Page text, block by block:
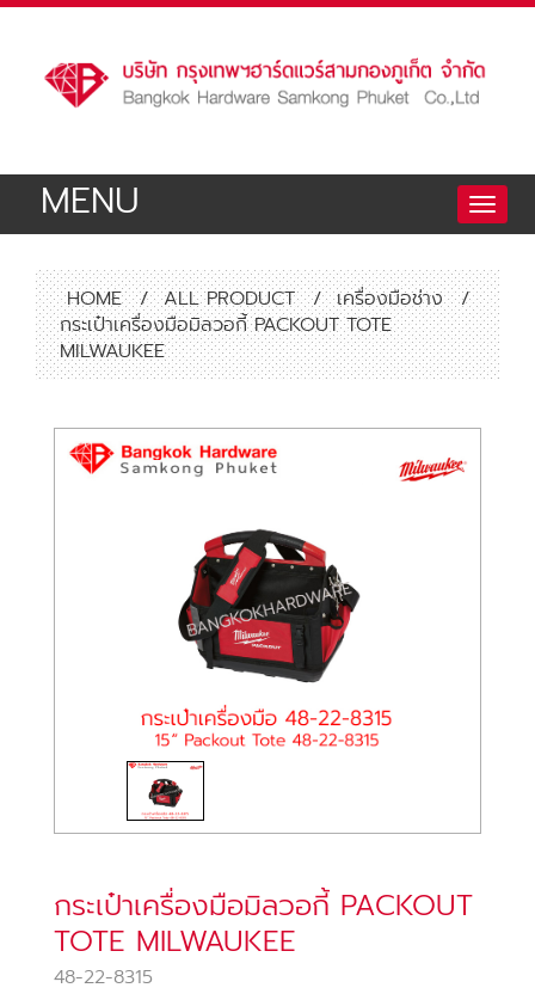
Toggle
MENU
HOME / ALL PRODUCT / เครื่องมือช่าง
/
กระเป๋าเครื่องมือมิลวอกี้ PACKOUT TOTE
MILWAUKEE
กระเป๋าเครื่องมือมิลวอกี้ PACKOUT
TOTE MILWAUKEE
48-22-8315